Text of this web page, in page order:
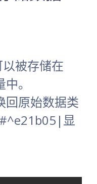
被存储在
。
回原始数据类
显